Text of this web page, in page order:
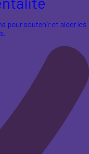
pour soutenir et aider les